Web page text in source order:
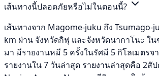
เส้นทางนี้ปลอดภัยหรือไม่ในตอนนี้?
เส้นทางจาก Magome-juku ถึง Tsumago-
km ผ่าน จังหวัดกิฟุ และจังหวัดนากาโนะ ใ
มา มีรายงานหมี 5 ครั้งในรัศมี 5 กิโลเมตรจ
รายงานใน 7 วันล่าสุด รายงานล่าสุดคือ 2สั